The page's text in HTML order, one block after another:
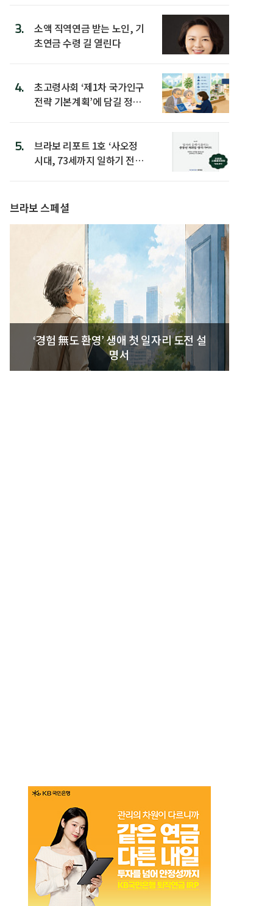
3.
소액 직역연금 받는 노인, 기
초연금 수령 길 열린다
4.
초고령사회 ‘제1차 국가인구
전략 기본계획’에 담길 정책
5.
브라보 리포트 1호 ‘사오정
시대, 73세까지 일하기 전략’
브라보 스페셜
‘경험 無도 환영’ 생애 첫 일자리 도전 설
명서